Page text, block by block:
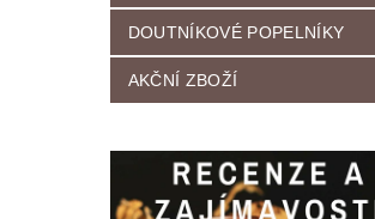
DOUTNÍKOVÉ POPELNÍKY
AKČNÍ ZBOŽÍ